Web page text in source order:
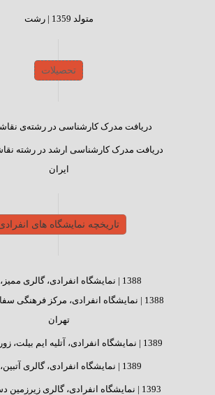
متولد 1359 | رشت
تحصیلات
دریافت مدرک کارشناسی در رشته‌ی
دریافت مدرک کارشناسی ارشد در رشته
ایران
تاریخچه نمایشگاه های
1388 |
نمایشگاه انفرادی، گالری
1388 |
نمایشگاه انفرادی، مرکز فرهنگی
تهران
1389 | نمایشگاه انفرادی، آتلیه ایم بیلت،
1389 | نمایشگاه انفرادی، گالری
1393 | نمایشگاه انفرادی، گالری زیرزمین